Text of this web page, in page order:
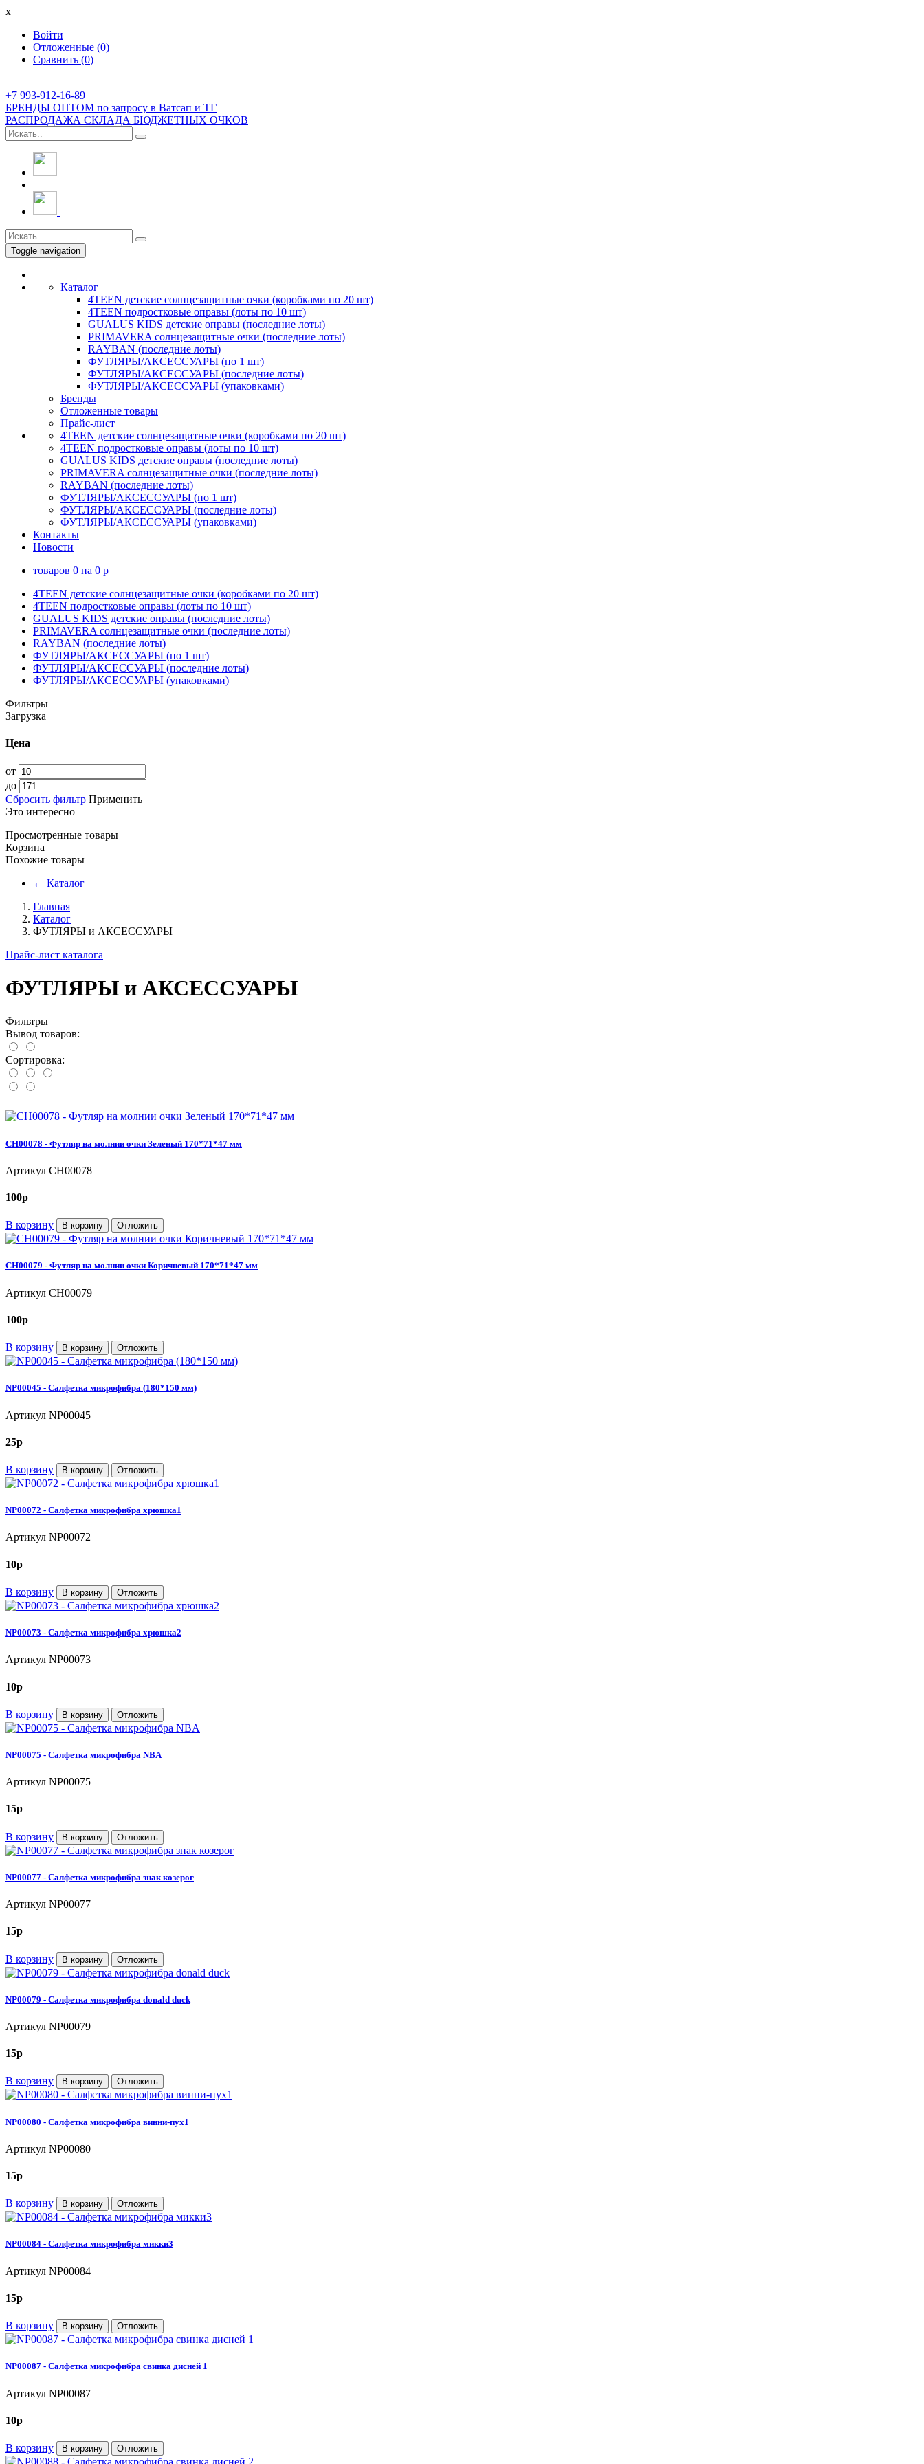
x
Войти
Отложенные (0)
Сравнить (0)
+7 993-912-16-89
БРЕНДЫ ОПТОМ по запросу в Ватсап и ТГ
РАСПРОДАЖА СКЛАДА БЮДЖЕТНЫХ ОЧКОВ
Toggle navigation
Каталог
4TEEN детские солнцезащитные очки (коробками по 20 шт)
4TEEN подростковые оправы (лоты по 10 шт)
GUALUS KIDS детские оправы (последние лоты)
PRIMAVERA солнцезащитные очки (последние лоты)
RAYBAN (последние лоты)
ФУТЛЯРЫ/АКСЕССУАРЫ (по 1 шт)
ФУТЛЯРЫ/АКСЕССУАРЫ (последние лоты)
ФУТЛЯРЫ/АКСЕССУАРЫ (упаковками)
Бренды
Отложенные товары
Прайс-лист
4TEEN детские солнцезащитные очки (коробками по 20 шт)
4TEEN подростковые оправы (лоты по 10 шт)
GUALUS KIDS детские оправы (последние лоты)
PRIMAVERA солнцезащитные очки (последние лоты)
RAYBAN (последние лоты)
ФУТЛЯРЫ/АКСЕССУАРЫ (по 1 шт)
ФУТЛЯРЫ/АКСЕССУАРЫ (последние лоты)
ФУТЛЯРЫ/АКСЕССУАРЫ (упаковками)
Контакты
Новости
товаров 0 на 0 p
4TEEN детские солнцезащитные очки (коробками по 20 шт)
4TEEN подростковые оправы (лоты по 10 шт)
GUALUS KIDS детские оправы (последние лоты)
PRIMAVERA солнцезащитные очки (последние лоты)
RAYBAN (последние лоты)
ФУТЛЯРЫ/АКСЕССУАРЫ (по 1 шт)
ФУТЛЯРЫ/АКСЕССУАРЫ (последние лоты)
ФУТЛЯРЫ/АКСЕССУАРЫ (упаковками)
Фильтры
Загрузка
Цена
от
до
Сбросить фильтр Применить
Это интересно
Просмотренные товары
Корзина
Похожие товары
← Каталог
Главная
Каталог
ФУТЛЯРЫ и АКСЕССУАРЫ
Прайс-лист каталога
ФУТЛЯРЫ и АКСЕССУАРЫ
Фильтры
Вывод товаров:
Сортировка:
CH00078 - Футляр на молнии очки Зеленый 170*71*47 мм
Артикул CH00078
100p
В корзину В корзину Отложить
CH00079 - Футляр на молнии очки Коричневый 170*71*47 мм
Артикул CH00079
100p
В корзину В корзину Отложить
NP00045 - Салфетка микрофибра (180*150 мм)
Артикул NP00045
25p
В корзину В корзину Отложить
NP00072 - Салфетка микрофибра хрюшка1
Артикул NP00072
10p
В корзину В корзину Отложить
NP00073 - Салфетка микрофибра хрюшка2
Артикул NP00073
10p
В корзину В корзину Отложить
NP00075 - Салфетка микрофибра NBA
Артикул NP00075
15p
В корзину В корзину Отложить
NP00077 - Салфетка микрофибра знак козерог
Артикул NP00077
15p
В корзину В корзину Отложить
NP00079 - Салфетка микрофибра donald duck
Артикул NP00079
15p
В корзину В корзину Отложить
NP00080 - Салфетка микрофибра винни-пух1
Артикул NP00080
15p
В корзину В корзину Отложить
NP00084 - Салфетка микрофибра микки3
Артикул NP00084
15p
В корзину В корзину Отложить
NP00087 - Салфетка микрофибра свинка дисней 1
Артикул NP00087
10p
В корзину В корзину Отложить